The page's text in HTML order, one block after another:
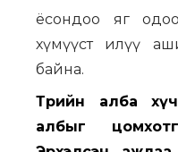
ёсондоо яг
хүмүүст илүү
байна.
Төрийн алба
албыг